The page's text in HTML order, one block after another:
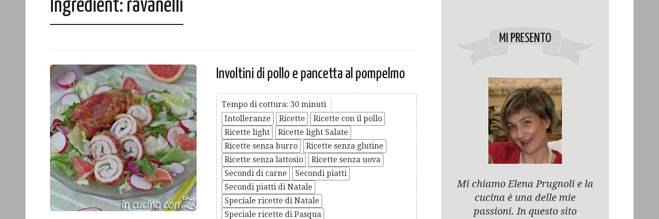
Ingredient: ravanelli
Involtini di pollo e pancetta al pompelmo
Tempo di cottura: 30 minuti
Intolleranze
Ricette
Ricette con il pollo
Ricette light
Ricette light Salate
Ricette senza burro
Ricette senza glutine
Ricette senza lattosio
Ricette senza uova
Secondi di carne
Secondi piatti
Secondi piatti di Natale
Speciale ricette di Natale
Speciale ricette di Pasqua
MI PRESENTO
Mi chiamo Elena Prugnoli e la
cucina è una delle mie
passioni. In questo sito